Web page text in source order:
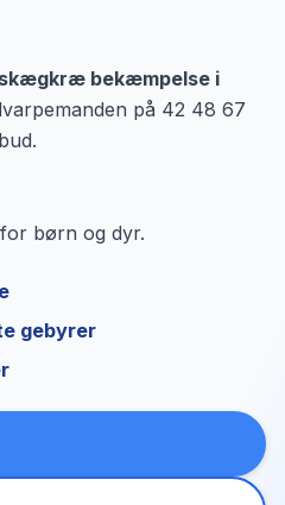
skægkræ bekæmpelse i
på 42 48 67
børn og dyr.
gebyrer